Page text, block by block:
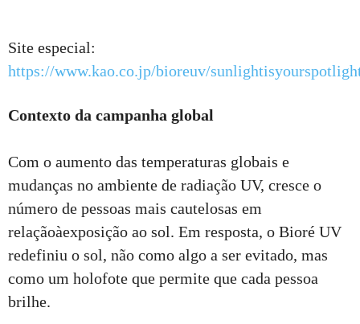
Site especial:
https://www.kao.co.jp/bioreuv/
Contexto da campanha global
Com o aumento das temperaturas globais e
mudanças no ambiente de radiação UV, cresce o
número de pessoas mais cautelosas em
relaçãoàexposição ao sol. Em resposta, o Bioré UV
redefiniu o sol, não como algo a ser evitado, mas
como um holofote que permite que cada pessoa
brilhe.